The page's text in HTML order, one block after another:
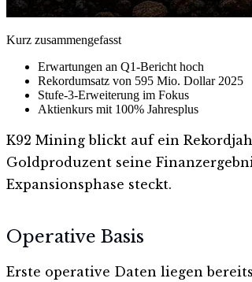
Kurz zusammengefasst
Erwartungen an Q1-Bericht hoch
Rekordumsatz von 595 Mio. Dollar 2025
Stufe-3-Erweiterung im Fokus
Aktienkurs mit 100% Jahresplus
K92 Mining blickt auf ein
Goldproduzent seine
Expansionsphase steckt.
Operative Basis
Erste operative Daten liegen